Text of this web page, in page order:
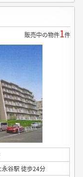
販売中の物件1件
谷駅 徒歩24分